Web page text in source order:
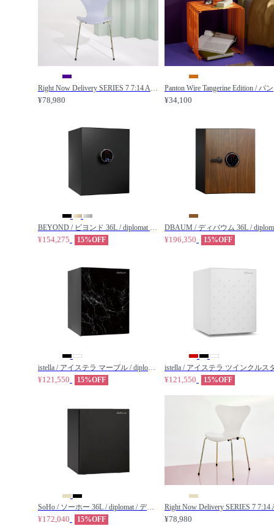
Right Now Delivery SERIES 7 7:14 AM COLOUR EDITION / セブンチェア 3107 7:14 AM カラーエディション（7:14 AM ヴァイオレット） / FRITZ HANSEN / フリッツ・ハンセン
¥78,980 ¥34,100
BEYOND / ビヨンド 36L / diplomat / ディプロマット
¥154,275 15%OFF ¥196,350 15%OFF
¥121,550 15%OFF ¥121,550 15%OFF
SoHo / ソーホー 36L / diplomat / ディプロマット
¥172,040 15%OFF ¥78,980